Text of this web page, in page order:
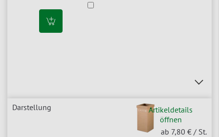
Artikeldetails
öffnen
ab 7,80 € / St.